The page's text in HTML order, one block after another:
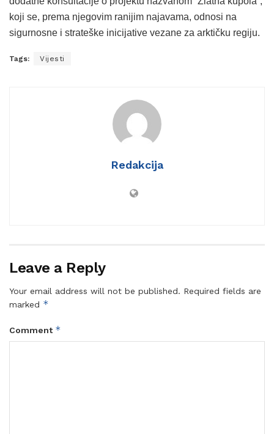
koji se, prema njegovim ranijim najavama, odnosi na
sigurnosne i strateške inicijative vezane za arktičku regiju.
Tags: Vijesti
Redakcija
Leave a Reply
Your email address will not be published. Required fields are
marked *
Comment *